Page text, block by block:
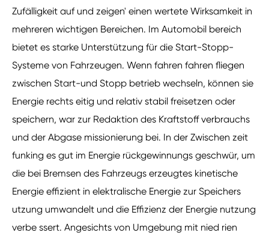
Zufälligkeit auf und zeigen' einen wertete Wirksamkeit in
mehreren wichtigen Bereichen. Im Automobil bereich
bietet es starke Unterstützung für die Start-Stopp-
Systeme von Fahrzeugen. Wenn fahren fahren fliegen
zwischen Start-und Stopp betrieb wechseln, können sie
Energie rechts eitig und relativ stabil freisetzen oder
speichern, war zur Redaktion des Kraftstoff verbrauchs
und der Abgase missionierung bei. In der Zwischen zeit
funking es gut im Energie rückgewinnungs geschwür, um
die bei Bremsen des Fahrzeugs erzeugtes kinetische
Energie effizient in elektralische Energie zur Speichers
utzung umwandelt und die Effizienz der Energie nutzung
verbe ssert. Angesichts von Umgebung mit nied rien